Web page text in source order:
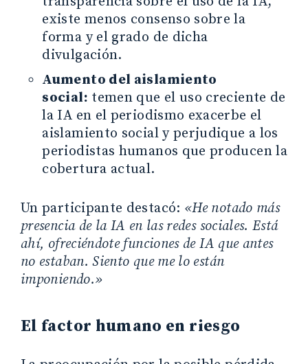
existe menos consenso sobre la
forma y el grado de dicha
divulgación.
Aumento del aislamiento
social: temen que el uso creciente de
la IA en el periodismo exacerbe el
aislamiento social y perjudique a los
periodistas humanos que producen la
cobertura actual.
Un participante destacó: «He notado más
presencia de la IA en las redes sociales. Está
ahí, ofreciéndote funciones de IA que antes
no estaban. Siento que me lo están
imponiendo.»
El factor humano en riesgo